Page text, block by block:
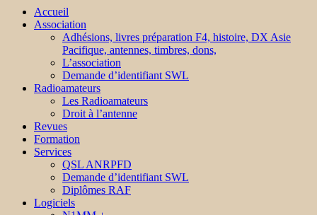
Accueil
Association
Adhésions, livres préparation F4, histoire, DX Asie
Pacifique, antennes, timbres, dons,
L’association
Demande d’identifiant SWL
Radioamateurs
Les Radioamateurs
Droit à l’antenne
Revues
Formation
Services
QSL ANRPFD
Demande d’identifiant SWL
Diplômes RAF
Logiciels